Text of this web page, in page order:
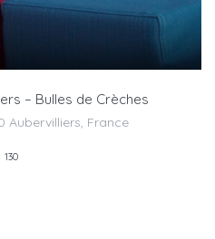
– Bulles de Crèches
Aubervilliers, France
130